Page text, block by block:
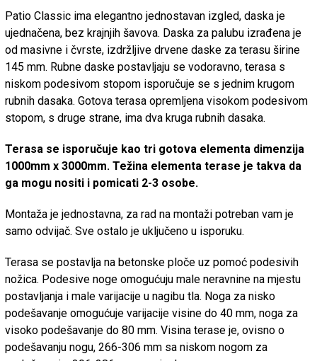
Patio Classic ima elegantno jednostavan izgled, daska je
ujednačena, bez krajnjih šavova. Daska za palubu izrađena je
od masivne i čvrste, izdržljive drvene daske za terasu širine
145 mm. Rubne daske postavljaju se vodoravno, terasa s
niskom podesivom stopom isporučuje se s jednim krugom
rubnih dasaka. Gotova terasa opremljena visokom podesivom
stopom, s druge strane, ima dva kruga rubnih dasaka.
Terasa se isporučuje kao tri gotova elementa dimenzija
1000mm x 3000mm. Težina elementa terase je takva da
ga mogu nositi i pomicati 2-3 osobe.
Montaža je jednostavna, za rad na montaži potreban vam je
samo odvijač. Sve ostalo je uključeno u isporuku.
Terasa se postavlja na betonske ploče uz pomoć podesivih
nožica. Podesive noge omogućuju male neravnine na mjestu
postavljanja i male varijacije u nagibu tla. Noga za nisko
podešavanje omogućuje varijacije visine do 40 mm, noga za
visoko podešavanje do 80 mm. Visina terase je, ovisno o
podešavanju nogu, 266-306 mm sa niskom nogom za